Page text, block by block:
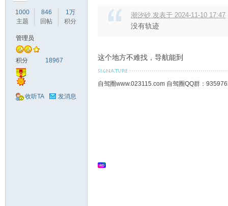
1000
主题
846
回帖
1万
积分
管理员
积分 18967
收听TA 发消息
潮汐砂 发表于 2024-11-10 17:47
没有轨迹
这个地方不难找，导航能到
自驾圈www.023115.com 自驾圈QQ群：